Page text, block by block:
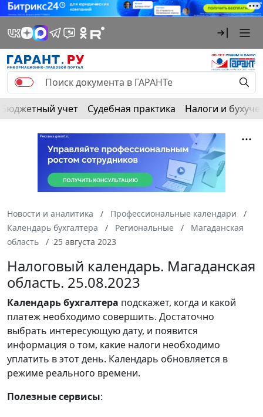
Бюджетный учет Судебная практика Налоги и
Новости и аналитика
Профессиональные календари
Календарь бухгалтера
Региональные
Магаданская
область
25 августа 2023
Налоговый календарь. Магаданская
область. 25.08.2023
Календарьбухгалтера подскажет, когда и какой
платеж необходимо совершить. Достаточно
выбрать интересующую дату, и появится
информация о том, какие налоги необходимо
уплатить в этот день. Календарь обновляется в
режиме реального времени.
Полезные сервисы: